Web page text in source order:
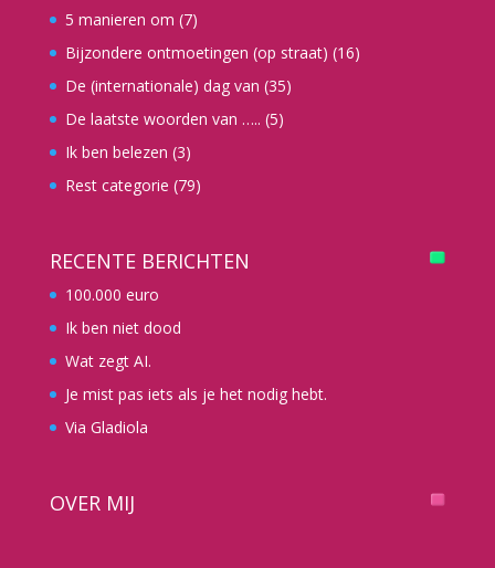
5 manieren om (7)
Bijzondere ontmoetingen (op straat) (16)
De (internationale) dag van (35)
De laatste woorden van ….. (5)
Ik ben belezen (3)
Rest categorie (79)
RECENTE BERICHTEN
100.000 euro
Ik ben niet dood
Wat zegt AI.
Je mist pas iets als je het nodig hebt.
Via Gladiola
OVER MIJ